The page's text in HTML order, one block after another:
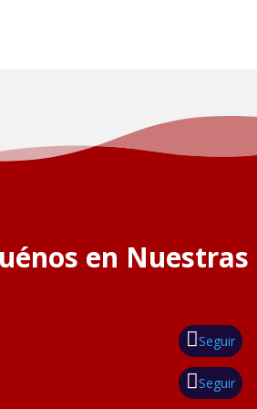
en Nuestras
Seguir
Seguir